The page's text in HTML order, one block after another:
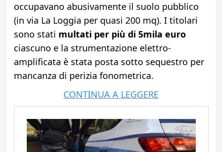
occupavano abusivamente il suolo pubblico
(in via La Loggia per quasi 200 mq). I titolari
sono stati multati per più di 5mila euro
ciascuno e la strumentazione elettro-
amplificata è stata posta sotto sequestro per
mancanza di perizia fonometrica.
CONTINUA A LEGGERE